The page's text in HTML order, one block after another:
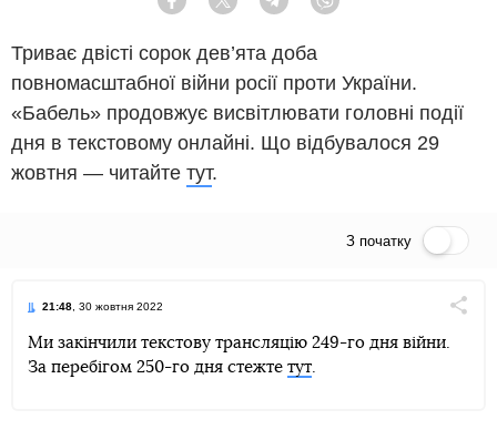
Facebook Twitter Telegram
Триває двісті сорок дев’ята доба
повномасштабної війни росії проти України.
«Бабель» продовжує висвітлювати головні події
дня в текстовому онлайні. Що відбувалося 29
жовтня — читайте тут.
З початку
21:48, 30 жовтня 2022
TelegramFacebookTwitter
Ми закінчили текстову трансляцію 249-го дня війни.
За перебігом 250-го дня стежте тут.